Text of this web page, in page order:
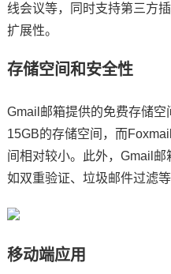
线会议等，同时支持第三方
扩展性。
存储空间和安全性
Gmail邮箱提供的免费存储
15GB的存储空间，而
间相对较小。此外，Gmail邮
如双重验证、垃圾邮件过滤
移动端应用